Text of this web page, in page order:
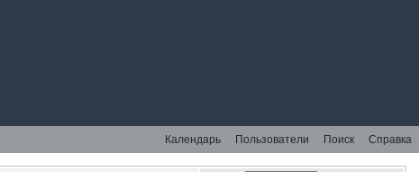
Календарь Пользователи Поиск Справка